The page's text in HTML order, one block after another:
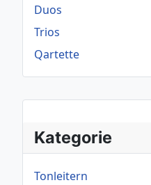
Kategorie
Tonleitern
Duos
Trios
Qartette